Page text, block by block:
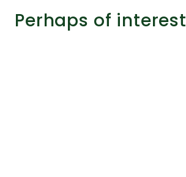
Perhaps of interest